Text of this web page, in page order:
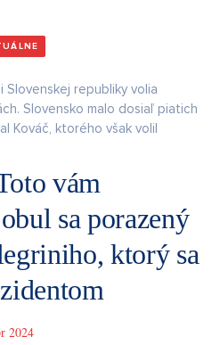
republiky volia
Slovensko malo dosiaľ piatich
Kováč, ktorého však volil
vám
sa porazený
ktorý sa